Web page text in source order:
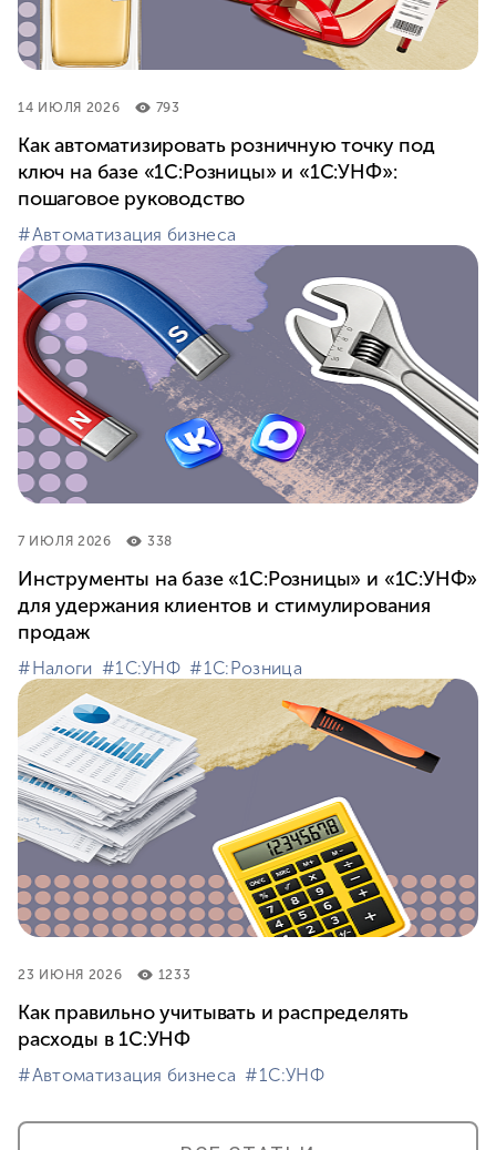
14 ИЮЛЯ 2026 793
Как автоматизировать розничную точку под
ключ на базе «1С:Розницы» и «1С:УНФ»:
пошаговое руководство
#⁣Автоматизация бизнеса
7 ИЮЛЯ 2026 338
Инструменты на базе «1С:Розницы» и «1С:УНФ»
для удержания клиентов и стимулирования
продаж
#⁣Налоги #⁣1С:УНФ #⁣1С:Розница
23 ИЮНЯ 2026 1233
Как правильно учитывать и распределять
расходы в 1С:УНФ
#⁣Автоматизация бизнеса #⁣1С:УНФ